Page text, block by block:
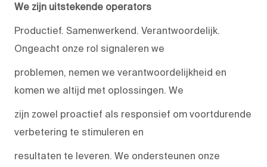
We zijn uitstekende operators
Productief. Samenwerkend. Verantwoordelijk.
Ongeacht onze rol signaleren we
problemen, nemen we verantwoordelijkheid en
komen we altijd met oplossingen. We
zijn zowel proactief als responsief om voortdurende
verbetering te stimuleren en
resultaten te leveren. We ondersteunen onze